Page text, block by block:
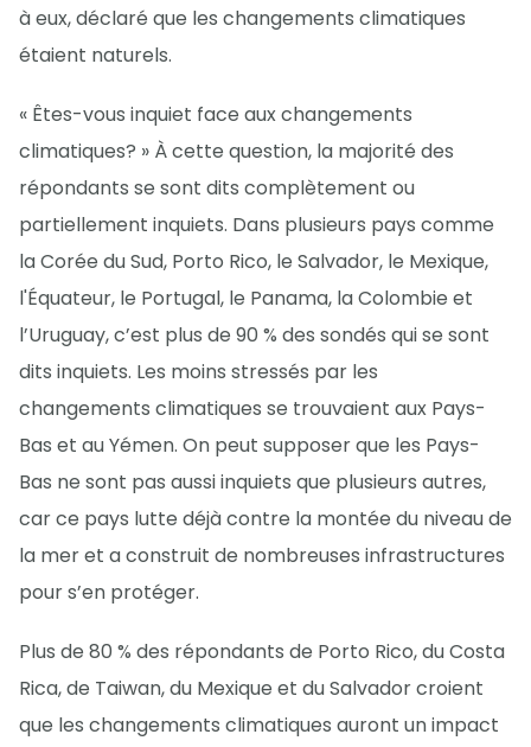
à eux, déclaré que les changements climatiques
étaient naturels.
« Êtes-vous inquiet face aux changements
climatiques? » À cette question, la majorité des
répondants se sont dits complètement ou
partiellement inquiets. Dans plusieurs pays comme
la Corée du Sud, Porto Rico, le Salvador, le Mexique,
l'Équateur, le Portugal, le Panama, la Colombie et
l’Uruguay, c’est plus de 90 % des sondés qui se sont
dits inquiets. Les moins stressés par les
changements climatiques se trouvaient aux Pays-
Bas et au Yémen. On peut supposer que les Pays-
Bas ne sont pas aussi inquiets que plusieurs autres,
car ce pays lutte déjà contre la montée du niveau de
la mer et a construit de nombreuses infrastructures
pour s’en protéger.
Plus de 80 % des répondants de Porto Rico, du Costa
Rica, de Taiwan, du Mexique et du Salvador croient
que les changements climatiques auront un impact